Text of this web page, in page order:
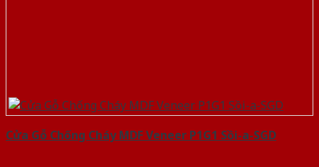
Cửa Gỗ Chống Cháy MDF Veneer P1G1 Sồi-a-SGD